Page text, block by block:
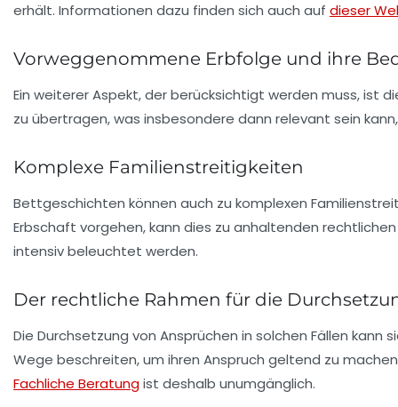
erhält. Informationen dazu finden sich auch auf dieser
Vorweggenommene Erbfolge und ihre
Ein weiterer Aspekt, der berücksichtigt werden muss, ist
zu übertragen, was insbesondere dann relevant sein
Komplexe Familienstreitigkeiten
Bettgeschichten können auch zu komplexen
Erbschaft vorgehen, kann dies zu anhaltenden
intensiv beleuchtet werden.
Der rechtliche Rahmen für die
Die Durchsetzung von Ansprüchen in solchen Fällen
Wege beschreiten, um ihren Anspruch geltend zu
Fachliche Beratungist deshalb unumgänglich.